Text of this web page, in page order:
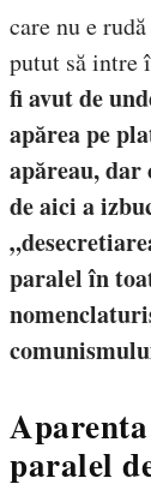
care nu e
putut să intre
fi avut de
apărea pe
apăreau, dar
de aici a
paralel în
paralel